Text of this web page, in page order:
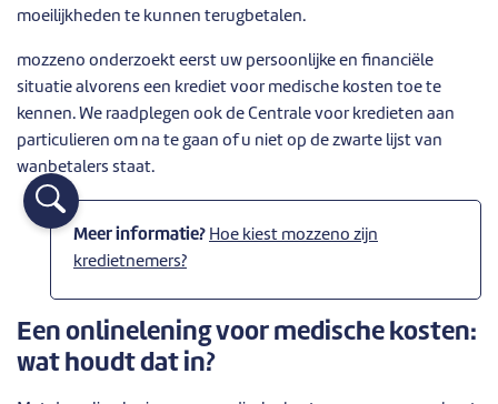
moeilijkheden te kunnen terugbetalen.
mozzeno onderzoekt eerst uw persoonlijke en financiële
situatie alvorens een krediet voor medische kosten toe te
kennen. We raadplegen ook de Centrale voor kredieten aan
particulieren om na te gaan of u niet op de zwarte lijst van
wanbetalers staat.
Meer informatie? Hoe kiest mozzeno zijn
kredietnemers?
Een onlinelening voor medische kosten:
wat houdt dat in?